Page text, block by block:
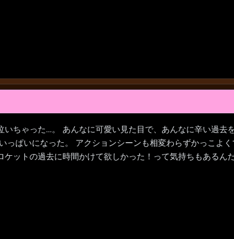
ちゃった…。 あんなに可愛い見た目で、あんなに辛い過去
ぱいになった。 アクションシーンも相変わらずかっこよく
ットの過去に時間かけて欲しかった！って気持ちもあるん